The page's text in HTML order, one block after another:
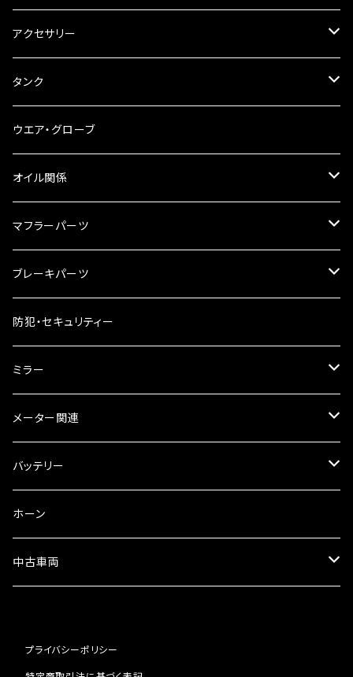
ステアリングダンパー
ブレーキ・クラッチレバー
スマホホルダー
ツールバッグ
サイドバッグ
サイドバッグサポート
リアBOX
ハードケース
アクセサリー
USB電源
電装系
タンク
タンク本体
タンクキャップ
タンクシール
ケミカル
ウエア・グローブ
オイル関係
4スト用エンジンオイル
2スト用エンジンオイル
ギアオイル
オイルクーラー
ラジエーター
フォークオイル
マフラーパーツ
マフラーガード
バンテージタイプ
スリップオン
サイレンサー
ブレーキパーツ
ブレーキシュー
ブレーキパット
ブレーキオイル
その他
防犯・セキュリティー
ミラー
ミラー本体
ミラーアダプター
ミラーその他
メーター関連
スピードメーター
タコメーター
セット
バッテリー
バッテリー充電器
ホーン
中古車両
ホンダ
プライバシーポリシー